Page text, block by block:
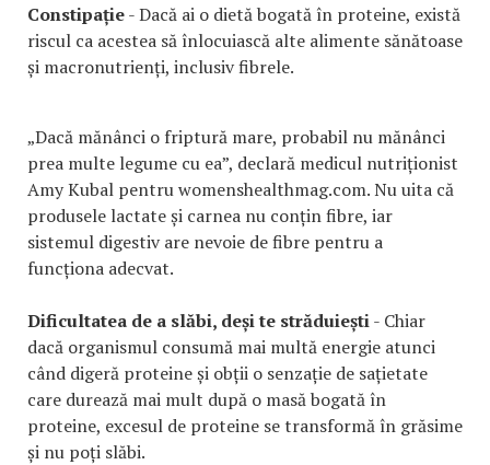
Constipație- Dacă ai o dietă bogată în proteine, există
riscul ca acestea să înlocuiască alte alimente sănătoase
și macronutrienți, inclusiv fibrele.
„Dacă mănânci o friptură mare, probabil nu mănânci
prea multe legume cu ea”, declară medicul nutriționist
Amy Kubal pentru womenshealthmag.com. Nu uita că
produsele lactate și carnea nu conțin fibre, iar
sistemul digestiv are nevoie de fibre pentru a
funcționa adecvat.
Dificultatea de a slăbi, deși te străduiești- Chiar
dacă organismul consumă mai multă energie atunci
când digeră proteine și obții o senzație de sațietate
care durează mai mult după o masă bogată în
proteine, excesul de proteine se transformă în grăsime
și nu poți slăbi.